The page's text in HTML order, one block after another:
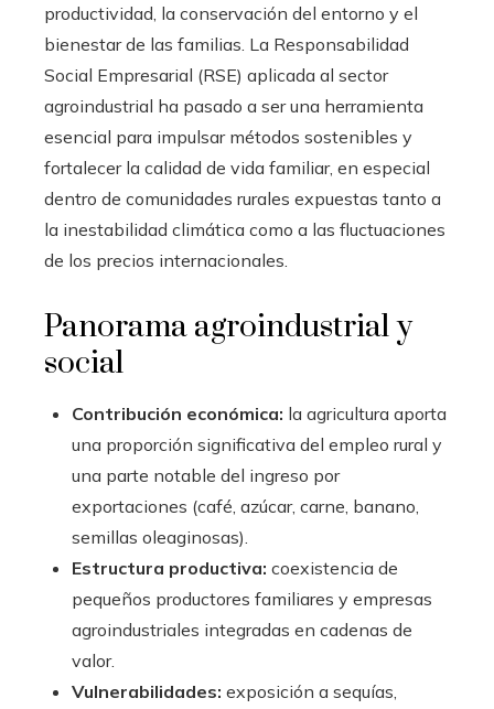
productividad, la conservación del entorno y el
bienestar de las familias. La Responsabilidad
Social Empresarial (RSE) aplicada al sector
agroindustrial ha pasado a ser una herramienta
esencial para impulsar métodos sostenibles y
fortalecer la calidad de vida familiar, en especial
dentro de comunidades rurales expuestas tanto a
la inestabilidad climática como a las fluctuaciones
de los precios internacionales.
Panorama agroindustrial y
social
Contribución económica: la agricultura aporta
una proporción significativa del empleo rural y
una parte notable del ingreso por
exportaciones (café, azúcar, carne, banano,
semillas oleaginosas).
Estructura productiva: coexistencia de
pequeños productores familiares y empresas
agroindustriales integradas en cadenas de
valor.
Vulnerabilidades: exposición a sequías,